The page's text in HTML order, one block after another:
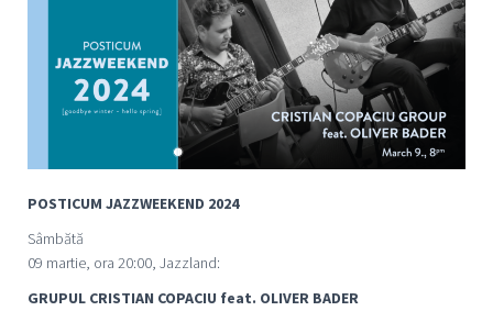
POSTICUM JAZZWEEKEND 2024
Sâmbătă
09 martie, ora 20:00, Jazzland:
GRUPUL CRISTIAN COPACIU feat. OLIVER BADER